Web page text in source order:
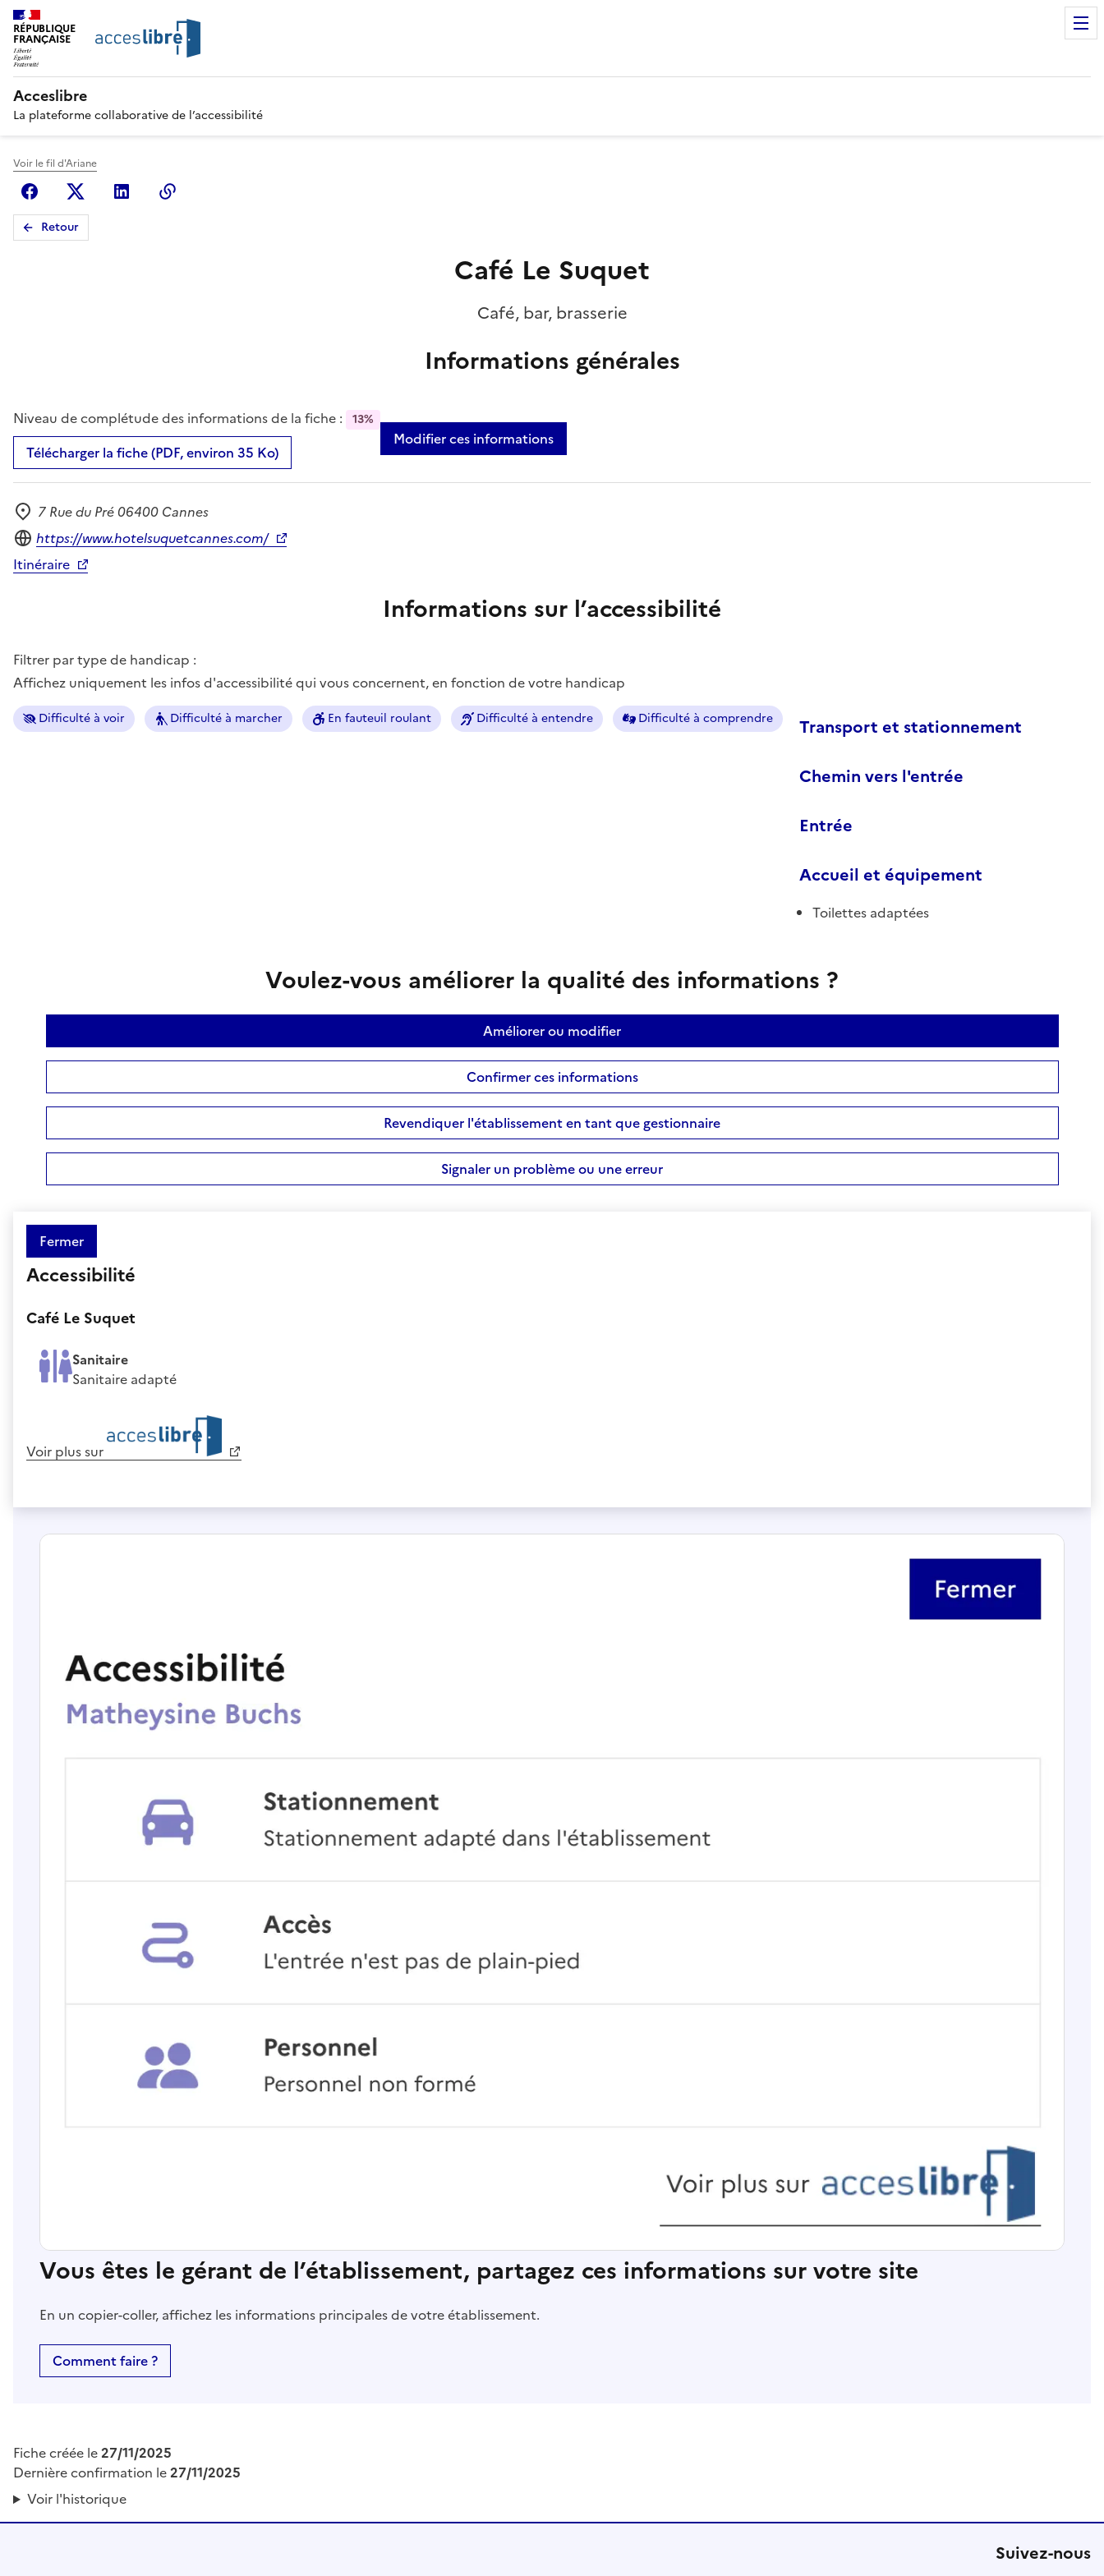
RÉPUBLIQUE
FRANÇAISE
Acceslibre
La plateforme collaborative de l’accessibilité
Voir le fil d'Ariane
FacebookX (anciennement Twitter)
Linkedin
Retour
Café Le Suquet
Café, bar, brasserie
Informations générales
Niveau de complétude des informations de la fiche : 13%
Télécharger la fiche (PDF, environ 35 Ko)
Modifier ces informations
Adresse
7 Rue du Pré 06400 Cannes
Site internet
https://www.hotelsuquetcannes.com/
Itinéraire
Informations sur l’accessibilité
Filtrer par type de handicap :
Affichez uniquement les infos d'accessibilité qui vous concernent, en fonction de votre handicap
Difficulté à voir Difficulté à marcher En fauteuil roulant Difficulté à entendre Difficulté à comprendre
Transport et stationnement
Chemin vers l'entrée
Entrée
Accueil et équipement
Toilettes adaptées
Voulez-vous améliorer la qualité des informations ?
Améliorer ou modifier
Confirmer ces informations
Revendiquer l'établissement en tant que gestionnaire
Signaler un problème ou une erreur
Fermer
Accessibilité
Café Le Suquet
Sanitaire
Sanitaire adapté
Voir plus sur
Vous êtes le gérant de l’établissement, partagez ces informations sur votre site
En un copier-coller, affichez les informations principales de votre établissement.
Comment faire ?
Fiche créée le27/11/2025
Dernière confirmation le27/11/2025
Voir l'historique
Suivez-nous